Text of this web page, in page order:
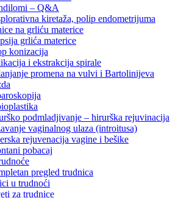
– Q&A
kiretaža, polip endometrijuma
na grliću materice
grlića materice
konizacija
i ekstrakcija spirale
promena na vulvi i Bartolinijeva
podmladjivanje – hirurška rejuvinacija
vaginalnog ulaza (introitusa)
rejuvenacija vagine i bešike
pobacaj
pregled trudnica
u trudnoći
za trudnice